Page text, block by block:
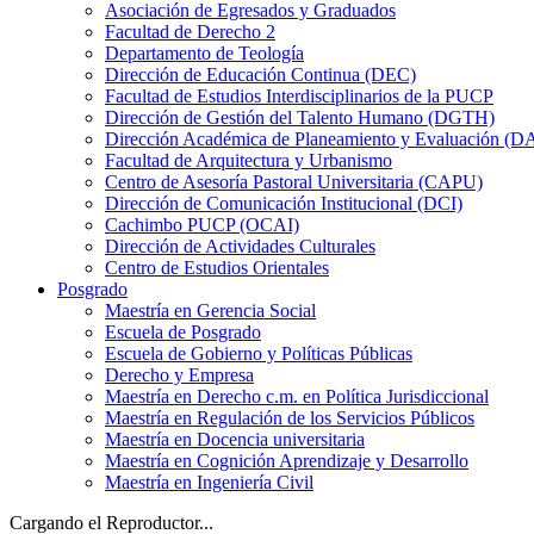
Asociación de Egresados y Graduados
Facultad de Derecho 2
Departamento de Teología
Dirección de Educación Continua (DEC)
Facultad de Estudios Interdisciplinarios de la PUCP
Dirección de Gestión del Talento Humano (DGTH)
Dirección Académica de Planeamiento y Evaluación
Facultad de Arquitectura y Urbanismo
Centro de Asesoría Pastoral Universitaria (CAPU)
Dirección de Comunicación Institucional (DCI)
Cachimbo PUCP (OCAI)
Dirección de Actividades Culturales
Centro de Estudios Orientales
Posgrado
Maestría en Gerencia Social
Escuela de Posgrado
Escuela de Gobierno y Políticas Públicas
Derecho y Empresa
Maestría en Derecho c.m. en Política Jurisdiccional
Maestría en Regulación de los Servicios Públicos
Maestría en Docencia universitaria
Maestría en Cognición Aprendizaje y Desarrollo
Maestría en Ingeniería Civil
Cargando el Reproductor...